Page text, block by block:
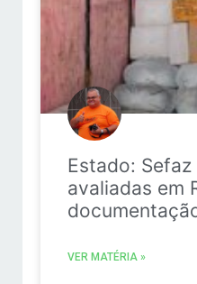
Estado:
avaliadas em
VER MATÉRIA »